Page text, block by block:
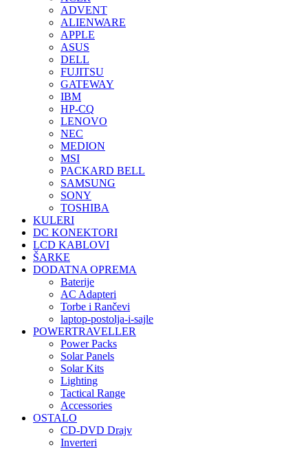
ADVENT
ALIENWARE
APPLE
ASUS
DELL
FUJITSU
GATEWAY
IBM
HP-CQ
LENOVO
NEC
MEDION
MSI
PACKARD BELL
SAMSUNG
SONY
TOSHIBA
KULERI
DC KONEKTORI
LCD KABLOVI
ŠARKE
DODATNA OPREMA
Baterije
AC Adapteri
Torbe i Rančevi
laptop-postolja-i-sajle
POWERTRAVELLER
Power Packs
Solar Panels
Solar Kits
Lighting
Tactical Range
Accessories
OSTALO
CD-DVD Drajv
Inverteri